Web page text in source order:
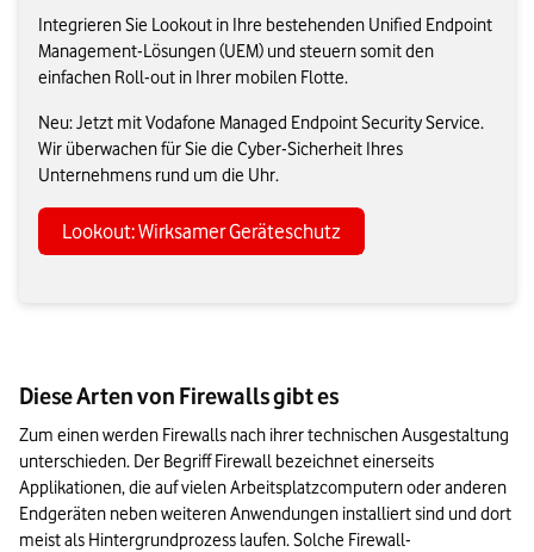
Integrieren Sie Lookout in Ihre bestehenden Unified Endpoint
Management-Lösungen (UEM) und steuern somit den
einfachen Roll-out in Ihrer mobilen Flotte.
Neu: Jetzt mit Vodafone Managed Endpoint Security Service.
Wir überwachen für Sie die Cyber-Sicherheit Ihres
Unternehmens rund um die Uhr.
Lookout: Wirksamer Geräteschutz
Diese Arten von Firewalls gibt es
Zum einen werden Firewalls nach ihrer technischen Ausgestaltung
unterschieden. Der Begriff Firewall bezeichnet einerseits
Applikationen, die auf vielen Arbeitsplatzcomputern oder anderen
Endgeräten neben weiteren Anwendungen installiert sind und dort
meist als Hintergrundprozess laufen. Solche Firewall-